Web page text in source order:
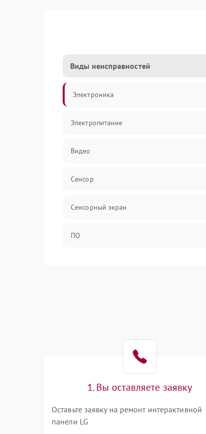
Виды неисправностей
Электроника
Электропитание
Видео
Сенсор
Сенсорный экран
ПО
Механические повреждения
1. Вы оставляете заявку
Оставьте заявку на ремонт интерактивной
панели LG